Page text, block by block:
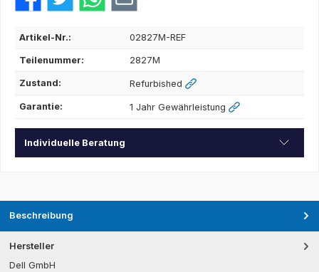
Artikel-Nr.: 02827M-REF
Teilenummer: 2827M
Zustand: Refurbished
Garantie: 1 Jahr Gewährleistung
Individuelle Beratung
Beschreibung
Hersteller
Dell GmbH